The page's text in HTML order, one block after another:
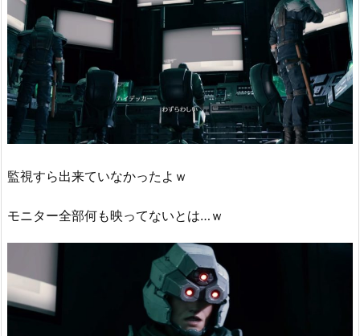
監視すら出来ていなかったよｗ
モニター全部何も映ってないとは…ｗ